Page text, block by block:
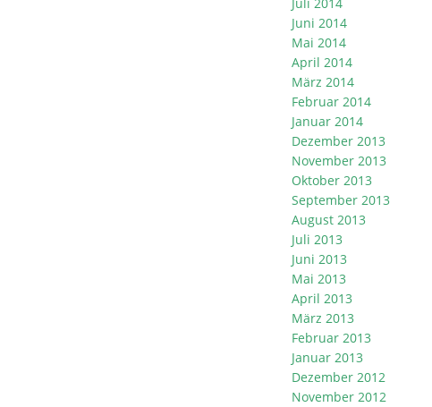
Juni 2014
Mai 2014
April 2014
März 2014
Februar 2014
Januar 2014
Dezember 2013
November 2013
Oktober 2013
September 2013
August 2013
Juli 2013
Juni 2013
Mai 2013
April 2013
März 2013
Februar 2013
Januar 2013
Dezember 2012
November 2012